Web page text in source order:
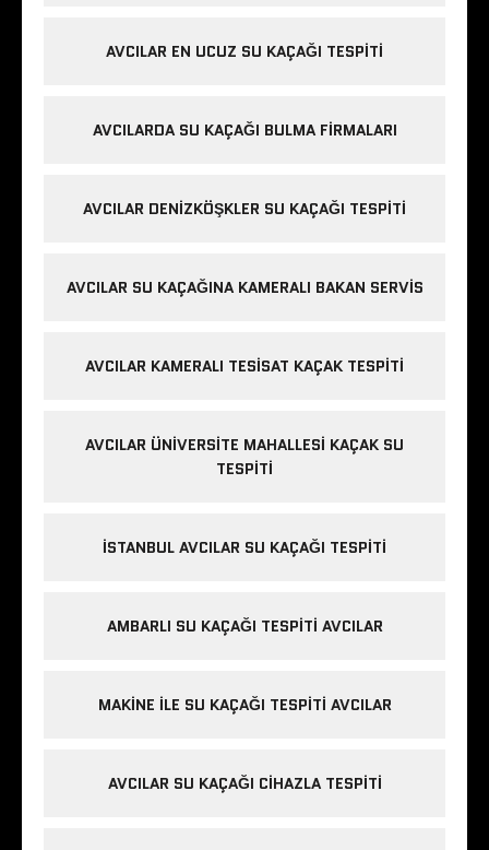
AVCILAR EN UCUZ SU KAÇAĞI TESPITI
AVCILARDA SU KAÇAĞI BULMA FIRMALARI
AVCILAR DENIZKÖŞKLER SU KAÇAĞI TESPITI
AVCILAR SU KAÇAĞINA KAMERALI BAKAN SERVIS
AVCILAR KAMERALI TESISAT KAÇAK TESPITI
AVCILAR ÜNIVERSITE MAHALLESI KAÇAK SU
TESPITI
İSTANBUL AVCILAR SU KAÇAĞI TESPITI
AMBARLI SU KAÇAĞI TESPITI AVCILAR
MAKINE ILE SU KAÇAĞI TESPITI AVCILAR
AVCILAR SU KAÇAĞI CIHAZLA TESPITI